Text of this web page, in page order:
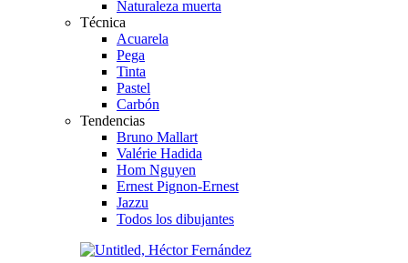
Naturaleza muerta
Técnica
Acuarela
Pega
Tinta
Pastel
Carbón
Tendencias
Bruno Mallart
Valérie Hadida
Hom Nguyen
Ernest Pignon-Ernest
Jazzu
Todos los dibujantes